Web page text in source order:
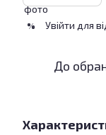
% Увійти для
До